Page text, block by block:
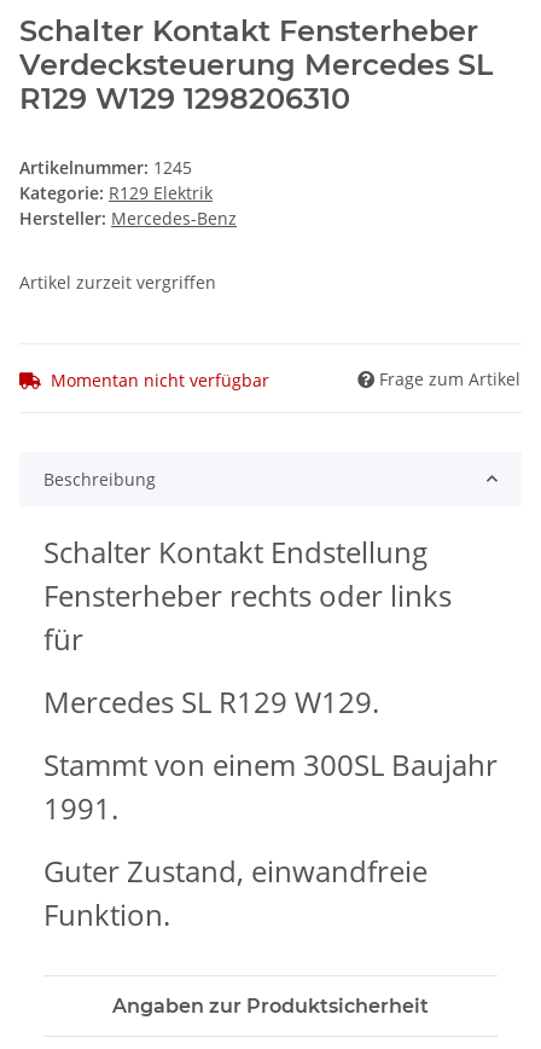
Schalter Kontakt Fensterheber
Verdecksteuerung Mercedes SL
R129 W129 1298206310
Artikelnummer: 1245
Kategorie: R129 Elektrik
Hersteller: Mercedes-Benz
Artikel zurzeit vergriffen
Momentan nicht verfügbar Frage zum Artikel
Beschreibung
Schalter Kontakt Endstellung
Fensterheber rechts oder links
für
Mercedes SL R129 W129.
Stammt von einem 300SL Baujahr
1991.
Guter Zustand, einwandfreie
Funktion.
Angaben zur Produktsicherheit